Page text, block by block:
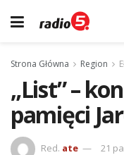
Strona Główna Region
„List” –
pamięci
Red. ate 21